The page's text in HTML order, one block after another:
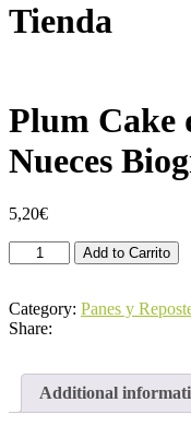
Tienda
Plum Cake
Nueces
5,20€
Plum
Cake
Zanahoria
y
quantity
Add to Carrito
Category: Panes y
Share:
Additional